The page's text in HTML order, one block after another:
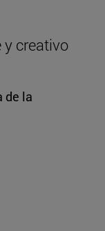
y creativo
de la